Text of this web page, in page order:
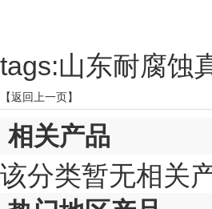
tags:山东耐腐蚀
【返回上一页】
相关产品
该分类暂无相关